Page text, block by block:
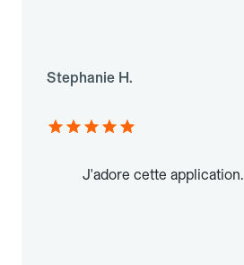
Stephanie H.
J'adore cette application.